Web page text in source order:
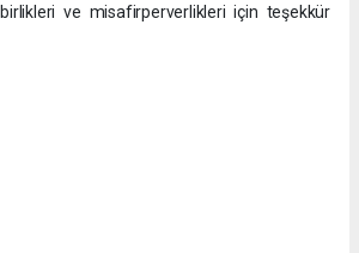
ve misafirperverlikleri için teşekkür